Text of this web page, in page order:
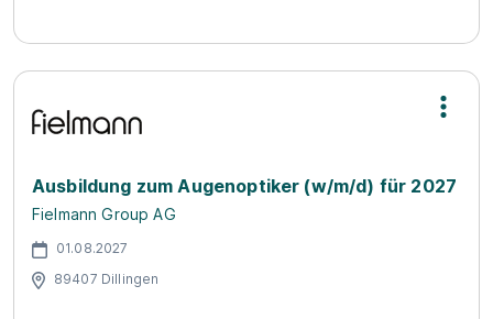
Ausbildung zum Augenoptiker (w/m/d) für 2027
Fielmann Group AG
01.08.2027
89407 Dillingen